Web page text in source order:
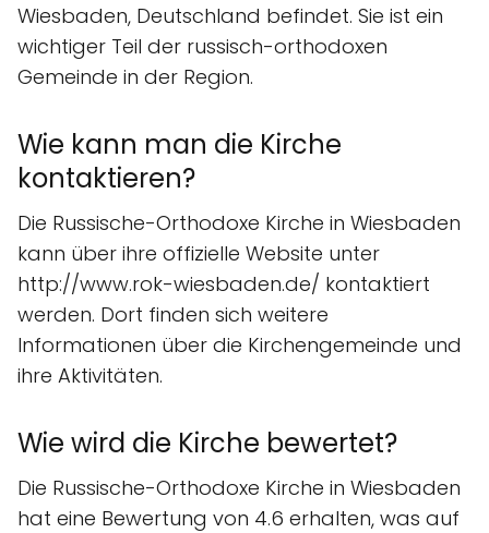
Wiesbaden, Deutschland befindet. Sie ist ein
wichtiger Teil der russisch-orthodoxen
Gemeinde in der Region.
Wie kann man die Kirche
kontaktieren?
Die Russische-Orthodoxe Kirche in Wiesbaden
kann über ihre offizielle Website unter
http://www.rok-wiesbaden.de/ kontaktiert
werden. Dort finden sich weitere
Informationen über die Kirchengemeinde und
ihre Aktivitäten.
Wie wird die Kirche bewertet?
Die Russische-Orthodoxe Kirche in Wiesbaden
hat eine Bewertung von 4.6 erhalten, was auf